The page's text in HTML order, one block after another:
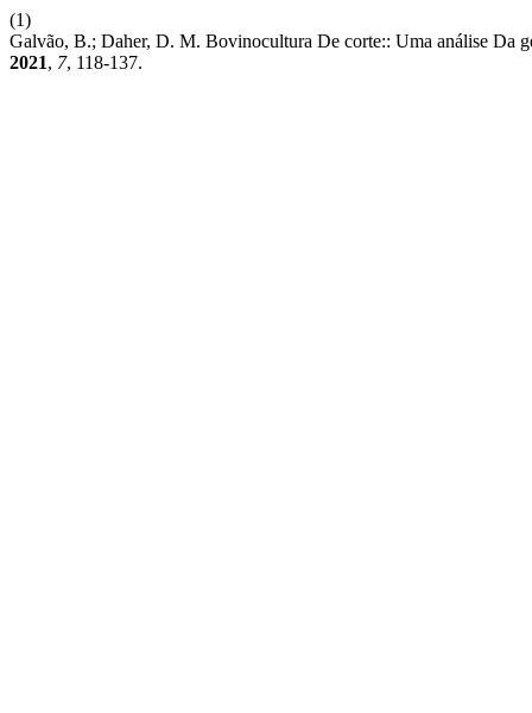
(1)
Galvão, B.; Daher, D. M. Bovinocultura De corte:: Uma análise Da
2021, 7, 118-137.